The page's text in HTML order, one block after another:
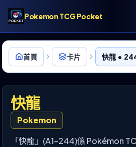
Pokemon TCG Pocket
首頁 卡片 快龍 •
快龍
Pokemon
「快龍」(A1-244)係 Pokémon